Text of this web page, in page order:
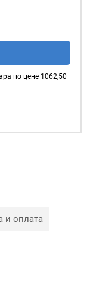
по цене 1062,50
и оплата